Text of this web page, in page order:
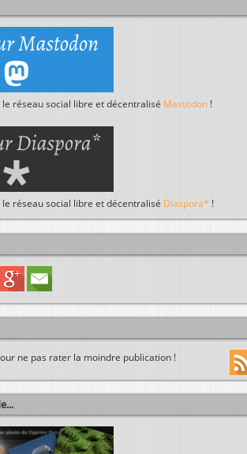
le réseau social libre et décentralisé Mastodon !
le réseau social libre et décentralisé Diaspora* !
ne pas rater la moindre publication !